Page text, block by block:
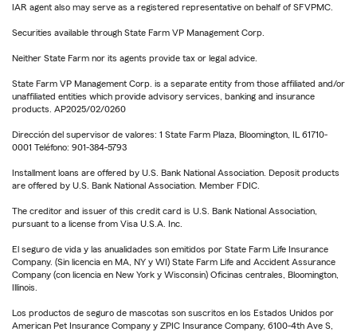
IAR agent also may serve as a registered representative on behalf of SFVPMC.
Securities available through State Farm VP Management Corp.
Neither State Farm nor its agents provide tax or legal advice.
State Farm VP Management Corp. is a separate entity from those affiliated and/or
unaffiliated entities which provide advisory services, banking and insurance
products. AP2025/02/0260
Dirección del supervisor de valores: 1 State Farm Plaza, Bloomington, IL 61710-
0001 Teléfono: 901-384-5793
Installment loans are offered by U.S. Bank National Association. Deposit products
are offered by U.S. Bank National Association. Member FDIC.
The creditor and issuer of this credit card is U.S. Bank National Association,
pursuant to a license from Visa U.S.A. Inc.
El seguro de vida y las anualidades son emitidos por State Farm Life Insurance
Company. (Sin licencia en MA, NY y WI) State Farm Life and Accident Assurance
Company (con licencia en New York y Wisconsin) Oficinas centrales, Bloomington,
Illinois.
Los productos de seguro de mascotas son suscritos en los Estados Unidos por
American Pet Insurance Company y ZPIC Insurance Company, 6100-4th Ave S,